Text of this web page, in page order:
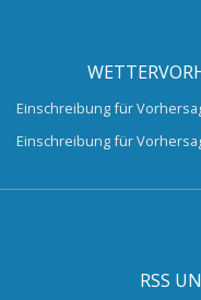
Einschreibung für
Einschreibung für
RSS